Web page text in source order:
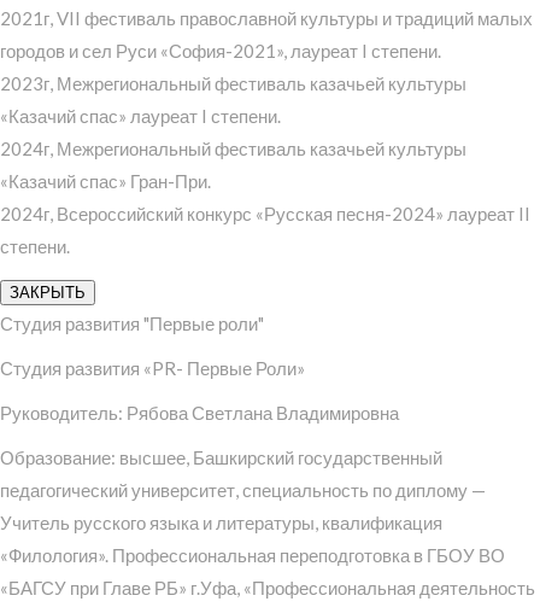
2021г, VII фестиваль православной культуры и традиций малых
городов и сел Руси «София-2021», лауреат I степени.
2023г, Межрегиональный фестиваль казачьей культуры
«Казачий спас» лауреат I степени.
2024г, Межрегиональный фестиваль казачьей культуры
«Казачий спас» Гран-При.
2024г, Всероссийский конкурс «Русская песня-2024» лауреат II
степени.
ЗАКРЫТЬ
Студия развития "Первые роли"
Студия развития «PR- Первые Роли»
Руководитель: Рябова Светлана Владимировна
Образование: высшее, Башкирский государственный
педагогический университет, специальность по диплому —
Учитель русского языка и литературы, квалификация
«Филология». Профессиональная переподготовка в ГБОУ ВО
«БАГСУ при Главе РБ» г.Уфа, «Профессиональная деятельность